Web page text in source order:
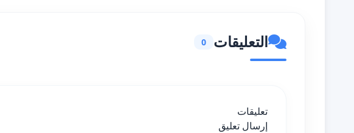
التعليقات 0
تعليقات
إرسال تعليق